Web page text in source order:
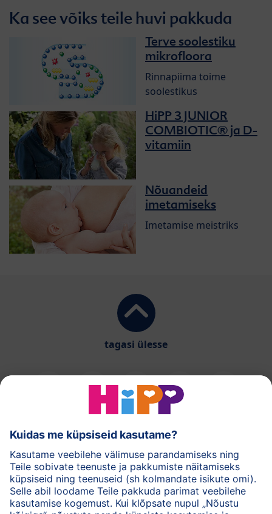
Ka see võiks teile huvi pakkuda
Terve soolestiku
mikrofloora
Rinnapiima toime
soolestikus
HiPP 3 JUNIOR
COMBIOTIC® ja D-
vitamiin
Nõuandeid
imetamiseks
Imetamise meistriks
tagasi ülesse
HiPPi piimasegud
HiPPi imikutoidud
HiPPi nahahooldus
Privaatsuspõhimõtted
Kasutustingimused